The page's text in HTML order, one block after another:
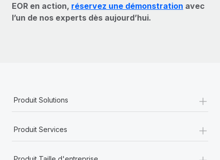
EOR en action, réservez une démonstration avec
l’un de nos experts dès aujourd’hui.
Produit Solutions +
Produit Services +